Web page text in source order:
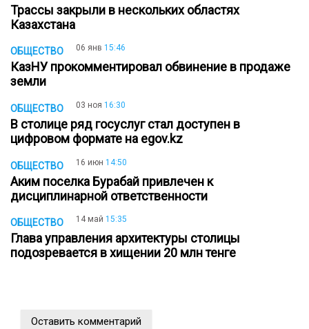
Трассы закрыли в нескольких областях
Казахстана
ОБЩЕСТВО 06 янв 15:46
КазНУ прокомментировал обвинение в продаже
земли
ОБЩЕСТВО 03 ноя 16:30
В столице ряд госуслуг стал доступен в
цифровом формате на еgov.kz
ОБЩЕСТВО 16 июн 14:50
Аким поселка Бурабай привлечен к
дисциплинарной ответственности
ОБЩЕСТВО 14 май 15:35
Глава управления архитектуры столицы
подозревается в хищении 20 млн тенге
Оставить комментарий